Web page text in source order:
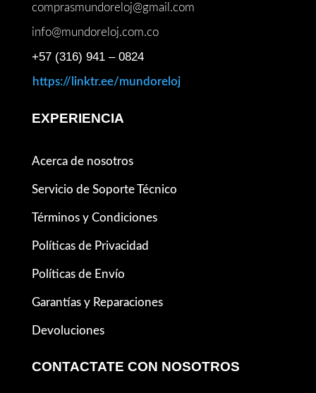
comprasmundoreloj@gmail.com
info@mundoreloj.com.co
+57 (316) 941 – 0824
https://linktr.ee/mundoreloj
EXPERIENCIA
Acerca de nosotros
Servicio de Soporte Técnico
Términos y Condiciones
Políticas de Privacidad
Políticas de Envío
Garantías y Reparaciones
Devoluciones
CONTACTATE CON NOSOTROS